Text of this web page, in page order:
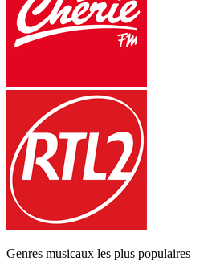
Genres musicaux les plus populaires